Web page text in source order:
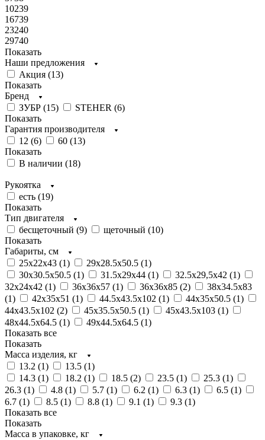
10239
16739
23240
29740
Показать
Наши предложения
Акция (13)
Показать
Бренд
ЗУБР (15) STEHER (6)
Показать
Гарантия производителя
12 (6) 60 (13)
Показать
В наличии (18)
Рукоятка
есть (19)
Показать
Тип двигателя
бесщеточный (9) щеточный (10)
Показать
Габариты, см
25x22x43 (1) 29x28.5x50.5 (1)
30x30.5x50.5 (1) 31.5x29x44 (1) 32.5х29,5х42 (1)
32х24х42 (1) 36x36x57 (1) 36x36x85 (2)
38х34.5х83
(1) 42x35x51 (1) 44.5x43.5x102 (1) 44x35x50.5 (1)
44x43.5x102 (2) 45x35.5x50.5 (1) 45x43.5x103 (1)
48x44.5x64.5 (1) 49x44.5x64.5 (1)
Показать все
Показать
Масса изделия, кг
13.2 (1) 13.5 (1)
14.3 (1) 18.2 (1) 18.5 (2) 23.5 (1) 25.3 (1)
26.3 (1) 4.8 (1) 5.7 (1) 6.2 (1) 6.3 (1) 6.5 (1)
6.7 (1) 8.5 (1) 8.8 (1) 9.1 (1) 9.3 (1)
Показать все
Показать
Масса в упаковке, кг